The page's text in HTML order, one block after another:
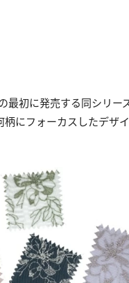
最初に発売する同シリー
柄にフォーカスしたデザ